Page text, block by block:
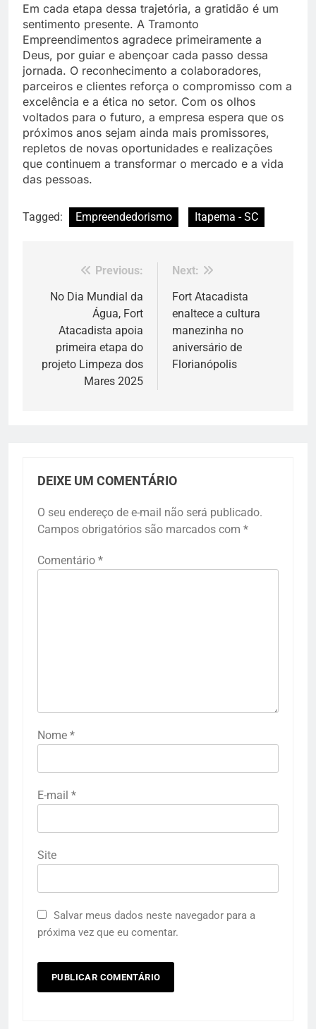
Em cada etapa dessa trajetória, a gratidão é um
sentimento presente. A Tramonto
Empreendimentos agradece primeiramente a
Deus, por guiar e abençoar cada passo dessa
jornada. O reconhecimento a colaboradores,
parceiros e clientes reforça o compromisso com a
excelência e a ética no setor. Com os olhos
voltados para o futuro, a empresa espera que os
próximos anos sejam ainda mais promissores,
repletos de novas oportunidades e realizações
que continuem a transformar o mercado e a vida
das pessoas.
Tagged: Empreendedorismo Itapema - SC
Navegação
de
Post
Previous:
No Dia Mundial da
Água, Fort
Atacadista apoia
primeira etapa do
projeto Limpeza dos
Mares 2025
Next:
Fort Atacadista
enaltece a cultura
manezinha no
aniversário de
Florianópolis
DEIXE UM COMENTÁRIO
O seu endereço de e-mail não será publicado.
Campos obrigatórios são marcados com *
Comentário *
Nome *
E-mail *
Site
Salvar meus dados neste navegador para a
próxima vez que eu comentar.